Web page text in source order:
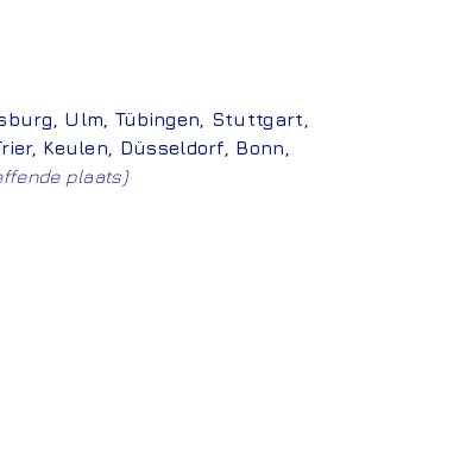
Ulm Tübingen
Stuttgart,
, Keulen Düsseldorf Bonn
plaats)